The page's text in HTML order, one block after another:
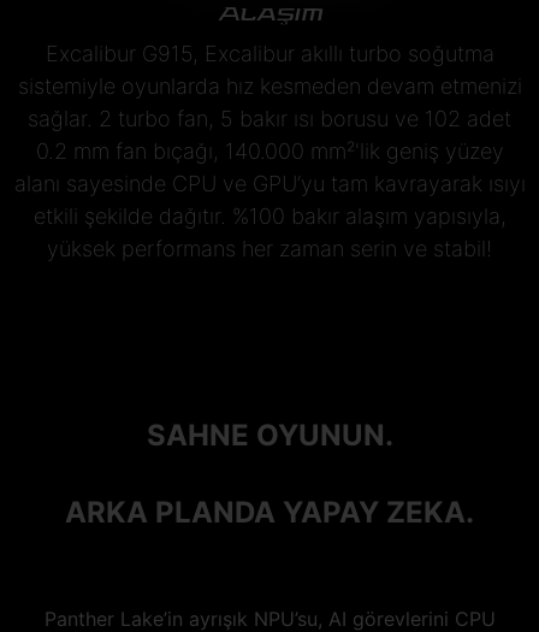
Alaşım
Excalibur G915, Excalibur akıllı turbo soğutma
sistemiyle oyunlarda hız kesmeden devam etmenizi
sağlar. 2 turbo fan, 5 bakır ısı borusu ve 102 adet
0.2 mm fan bıçağı, 140.000 mm²'lik geniş yüzey
alanı sayesinde CPU ve GPU’yu tam kavrayarak ısıyı
etkili şekilde dağıtır. %100 bakır alaşım yapısıyla,
yüksek performans her zaman serin ve stabil!
SAHNE OYUNUN.
ARKA PLANDA YAPAY ZEKA.
Panther Lake’in ayrışık NPU’su, AI görevlerini CPU